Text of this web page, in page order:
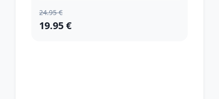
24.95 €
19.95 €